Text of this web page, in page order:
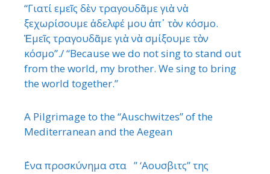
“Γιατί εμεῖς δὲν τραγουδᾶμε γιὰ νὰ
ξεχωρίσουμε ἀδελφέ μου ἀπ᾿ τὸν κόσμο.
Ἐμεῖς τραγουδᾶμε γιὰ νὰ σμίξουμε τὸν
κόσμο”./ “Because we do not sing to stand out
from the world, my brother. We sing to bring
the world together.”
A Pilgrimage to the “Auschwitzes” of the
Mediterranean and the Aegean
΄Ενα προσκύνημα στα ” ‘Αουσβιτς” της